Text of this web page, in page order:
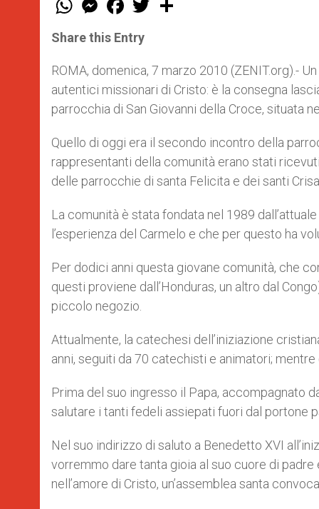
t
s
p
p
e
s
e
g
e
r
a
e
b
o
k
w
r
Share this Entry
ROMA, domenica, 7 marzo 2010 (ZENIT.org).-
autentici missionari di Cristo: è la consegna
parrocchia di San Giovanni della Croce, situata
Quello di oggi era il secondo incontro della
rappresentanti della comunità erano stati
delle parrocchie di santa Felicita e dei santi
La comunità è stata fondata nel 1989
l’esperienza del Carmelo e che per questo ha
Per dodici anni questa giovane comunità, che
questi proviene dall’Honduras, un altro dal
piccolo negozio.
Attualmente, la catechesi dell’iniziazione
anni, seguiti da 70 catechisti e animatori;
Prima del suo ingresso il Papa, accompagnato
salutare i tanti fedeli assiepati fuori dal portone
Nel suo indirizzo di saluto a Benedetto XVI
vorremmo dare tanta gioia al suo cuore di
nell’amore di Cristo, un’assemblea santa